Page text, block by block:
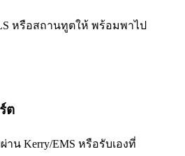
หรือสถานทูตให้ พร้อมพาไป
ต
น Kerry/EMS หรือรับเองที่